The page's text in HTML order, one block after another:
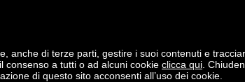
anche di terze parti, gestire i suoi contenuti e
consenso a tutti o ad alcuni cookie clicca qui .
di questo sito acconsenti all’uso dei cookie.